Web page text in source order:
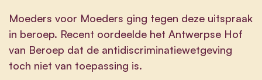
Moeders voor Moeders ging tegen deze uitspraak
in beroep. Recent oordeelde het Antwerpse Hof
van Beroep dat de antidiscriminatiewetgeving
toch niet van toepassing is.